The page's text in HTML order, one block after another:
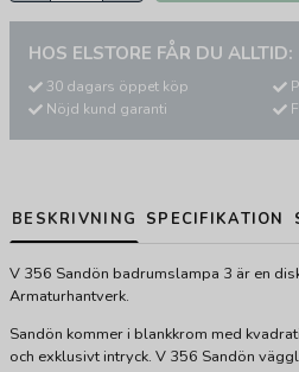
HOS ELSTORE FÅR DU ALLTID:
30 dagars öppet köp
Nöjd kund garanti
BESKRIVNING SPECIFIKATION
V 356 Sandön badrumslampa 3 är en
Armaturhantverk.
Sandön kommer i blankkrom med
och exklusivt intryck. V 356 Sandön